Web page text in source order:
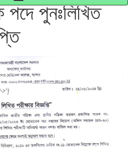
পুনঃলিখিত